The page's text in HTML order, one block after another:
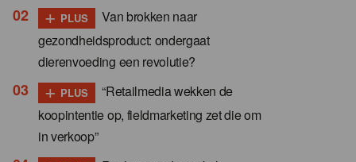
+ PLUS
Van brokken naar
gezondheidsproduct: ondergaat
dierenvoeding een revolutie?
+ PLUS
“Retailmedia wekken de
koopintentie op, fieldmarketing zet die om
in verkoop”